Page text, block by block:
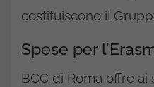
costituiscono il
Spese per
BCC di Roma offre ai